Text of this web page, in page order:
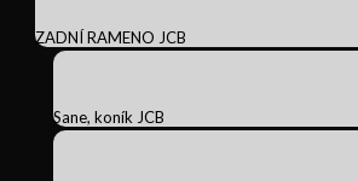
ZADNÍ RAMENO JCB
Sane, koník JCB